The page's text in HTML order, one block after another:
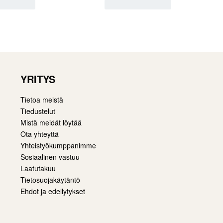
YRITYS
Tietoa meistä
Tiedustelut
Mistä meidät löytää
Ota yhteyttä
Yhteistyökumppanimme
Sosiaalinen vastuu
Laatutakuu
Tietosuojakäytäntö
Ehdot ja edellytykset